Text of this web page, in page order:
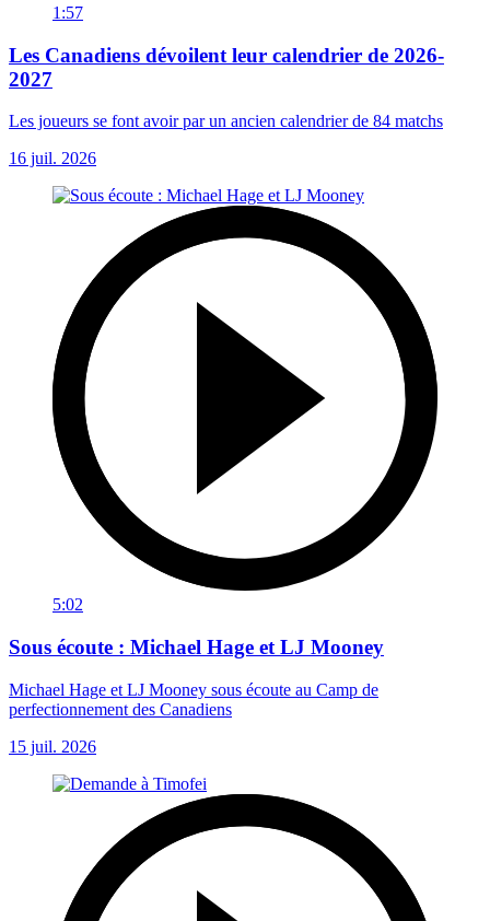
1:57
Les Canadiens dévoilent leur calendrier de 2026-
2027
Les joueurs se font avoir par un ancien calendrier de 84 matchs
16 juil. 2026
5:02
Sous écoute : Michael Hage et LJ Mooney
Michael Hage et LJ Mooney sous écoute au Camp de
perfectionnement des Canadiens
15 juil. 2026